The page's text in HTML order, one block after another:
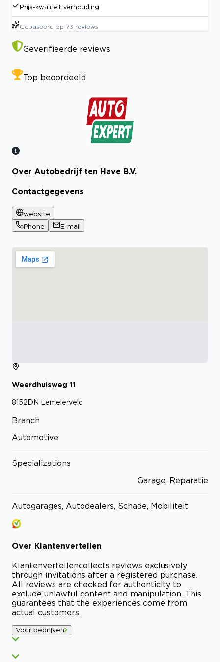
Prijs-kwaliteit verhouding
Gebaseerd op 73 reviews
Geverifieerde reviews
Top beoordeeld
Bekijk certificaat
Over Autobedrijf ten Have B.V.
Contactgegevens
website
Phone
E-mail
Weerdhuisweg 11
8152DN Lemelerveld
Branch
Automotive
Specializations
Garage, Reparatie
Autogarages, Autodealers, Schade, Mobiliteit
Over Klantenvertellen
Klantenvertellencollects reviews exclusively
through invitations after a registered purchase.
All reviews are checked for authenticity to
exclude unlawful content and manipulation. This
guarantees that the experiences come from
actual customers.
Voor bedrijven